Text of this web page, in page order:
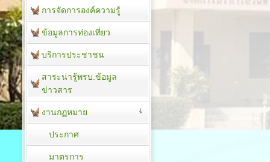
การจัดการองค์ความรู้
ข้อมูลการท่องเที่ยว
บริการประชาชน
สาระน่ารู้พรบ.ข้อมูล
ข่าวสาร
งานกฏหมาย
ประกาศ
มาตรการ